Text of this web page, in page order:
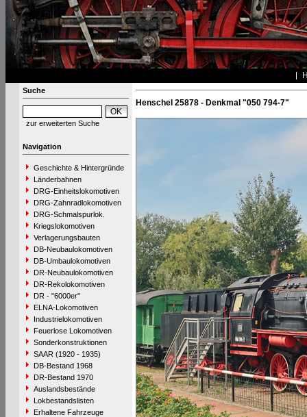
Suche
zur erweiterten Suche
Navigation
Geschichte & Hintergründe
Länderbahnen
DRG-Einheitslokomotiven
DRG-Zahnradlokomotiven
DRG-Schmalspurlok.
Kriegslokomotiven
Verlagerungsbauten
DB-Neubaulokomotiven
DB-Umbaulokomotiven
DR-Neubaulokomotiven
DR-Rekolokomotiven
DR - "6000er"
ELNA-Lokomotiven
Industrielokomotiven
Feuerlose Lokomotiven
Sonderkonstruktionen
SAAR (1920 - 1935)
DB-Bestand 1968
DR-Bestand 1970
Auslandsbestände
Lokbestandslisten
Erhaltene Fahrzeuge
Henschel 25878 - Denkmal "050 794-7"